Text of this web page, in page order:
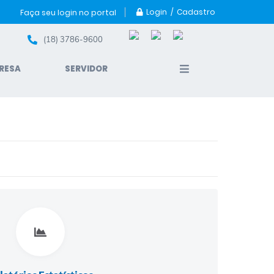
Faça seu login no portal Login / Cadastro
(18) 3786-9600
SERVIDOR